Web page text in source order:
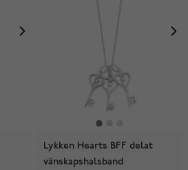
Lykken Hearts BFF delat
vänskapshalsband